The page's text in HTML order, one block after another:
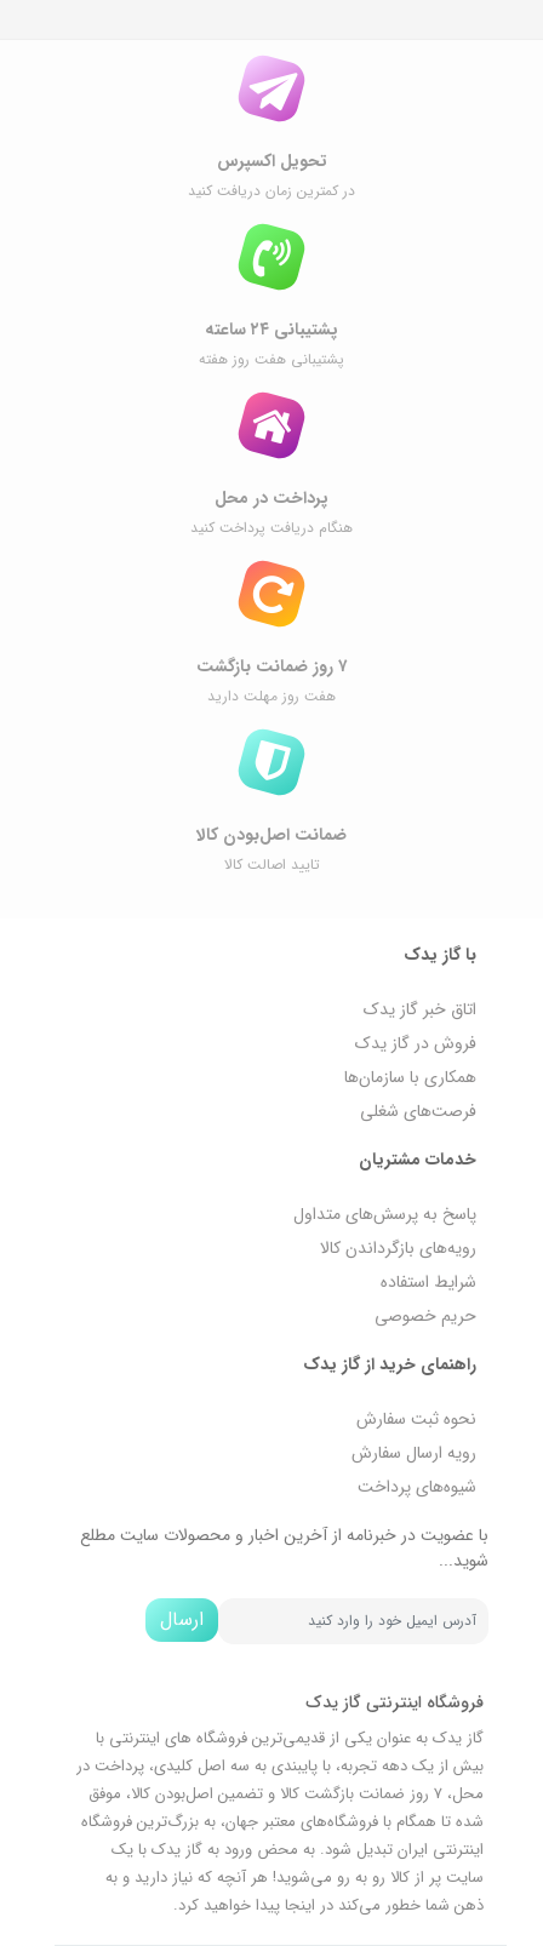
تحویل اکسپرس
در کمترین زمان دریافت کنید
پشتیبانی ۲۴ ساعته
پشتیبانی هفت روز هفته
پرداخت در محل
هنگام دریافت پرداخت کنید
۷ روز ضمانت بازگشت
هفت روز مهلت دارید
ضمانت اصل‌بودن کالا
تایید اصالت کالا
با گاز یدک
اتاق خبر گاز یدک
فروش در گاز یدک
همکاری با سازمان‌ها
فرصت‌های شغلی
خدمات مشتریان
پاسخ به پرسش‌های متداول
رویه‌های بازگرداندن کالا
شرایط استفاده
حریم خصوصی
راهنمای خرید از گاز یدک
نحوه ثبت سفارش
رویه ارسال سفارش
شیوه‌های پرداخت
با عضویت در خبرنامه از آخرین اخبار و محصولات سایت مطلع
شوید...
ارسال
فروشگاه اینترنتی گاز یدک
گاز یدک به عنوان یکی از قدیمی‌ترین فروشگاه های اینترنتی با
بیش از یک دهه تجربه، با پایبندی به سه اصل کلیدی، پرداخت در
محل، 7 روز ضمانت بازگشت کالا و تضمین اصل‌بودن کالا، موفق
شده تا همگام با فروشگاه‌های معتبر جهان، به بزرگ‌ترین فروشگاه
اینترنتی ایران تبدیل شود. به محض ورود به گاز یدک با یک
سایت پر از کالا رو به رو می‌شوید! هر آنچه که نیاز دارید و به
ذهن شما خطور می‌کند در اینجا پیدا خواهید کرد.